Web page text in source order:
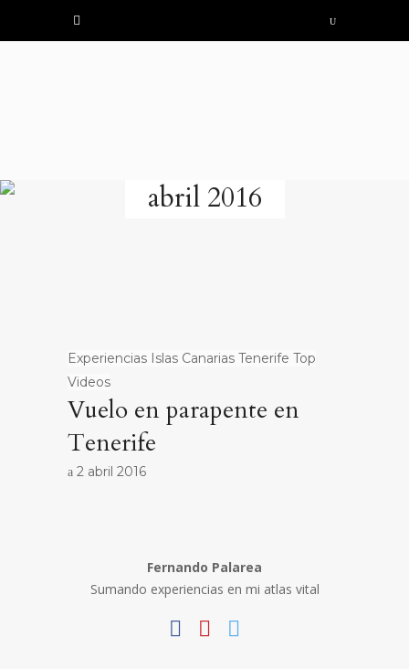
abril 2016
Experiencias Islas Canarias Tenerife Top
Videos
Vuelo en parapente en
Tenerife
2 abril 2016
Fernando Palarea
Sumando experiencias en mi atlas vital